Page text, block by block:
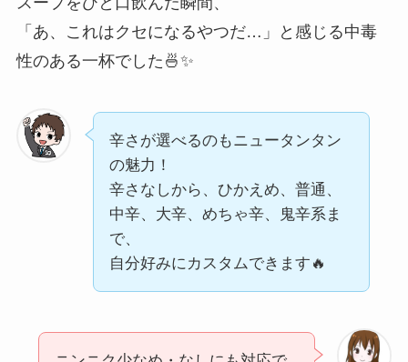
「あ、これはクセになるやつだ…」と感じる中毒
性のある一杯でした🍜✨
辛さが選べるのもニュータンタン
の魅力！
辛さなしから、ひかえめ、普通、
中辛、大辛、めちゃ辛、鬼辛系ま
で、
自分好みにカスタムできます🔥